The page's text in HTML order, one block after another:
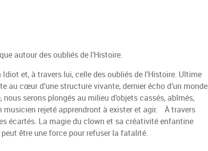
autour des oubliés de l’Histoire.
et, à travers lui, celle des oubliés de l’Histoire. Ultime
au cœur d’une structure vivante, dernier écho d’un monde
serons plongés au milieu d’objets cassés, abîmés,
rejeté apprendront à exister et agir. À travers
écartés. La magie du clown et sa créativité enfantine
être une force pour refuser la fatalité.